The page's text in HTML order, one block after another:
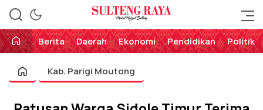
Sulteng Raya
Perekat Rakyat Sulteng
Berita
Daerah Ekonomi Pendidikan Politik
Kab. Parigi Moutong